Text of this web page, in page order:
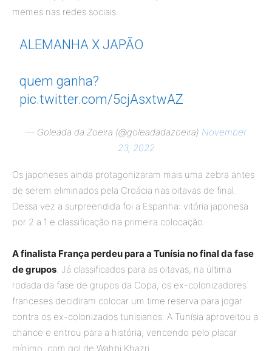
memes nas redes sociais.
ALEMANHA X JAPÃO
quem ganha?
pic.twitter.com/5cjAsxtwAZ
— Goleada da Zoeira (@goleadadazoeira) November
23, 2022
Os japoneses ainda protagonizaram mais uma zebra antes
de serem eliminados pela Croácia nas oitavas de final.
Dessa vez a surpreendida foi a Espanha: vitória japonesa
por 2 a 1 e classificação na primeira colocação.
A finalista França perdeu para a Tunísia no final da fase
de grupos. Já classificados para as oitavas, na última
rodada da fase de grupos da Copa, os ex-colonizadores
franceses decidiram colocar um time reserva para jogar
contra os ex-colonizados tunisianos. A Tunísia aproveitou a
chance e entrou para a história, vencendo pelo placar
mínimo, com gol de Wahbi Khazri.